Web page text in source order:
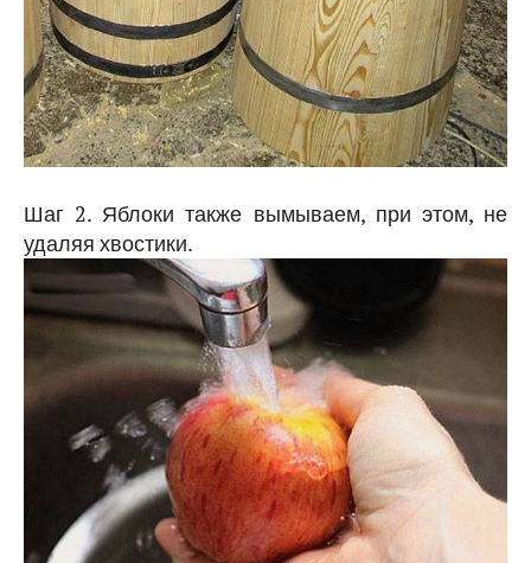
Шаг 2. Яблоки также вымываем, при этом, не
удаляя хвостики.